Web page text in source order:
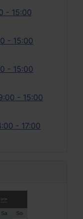
- 15:00
- 15:00
- 15:00
- 15:00
- 17:00
>>
Sa
So